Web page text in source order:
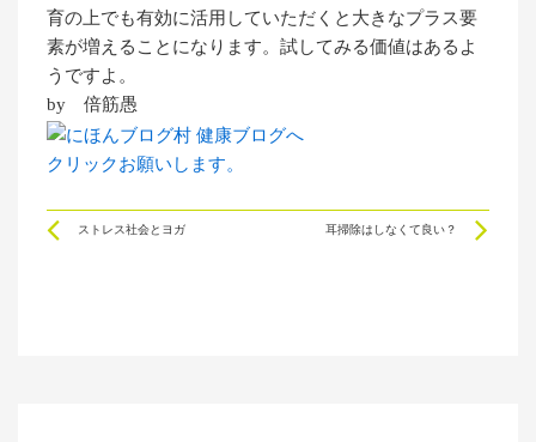
育の上でも有効に活用していただくと大きなプラス要
素が増えることになります。試してみる価値はあるよ
うですよ。
by 倍筋愚
クリックお願いします。
Prev
ストレス社会とヨガ 耳掃除はしなくて良い？